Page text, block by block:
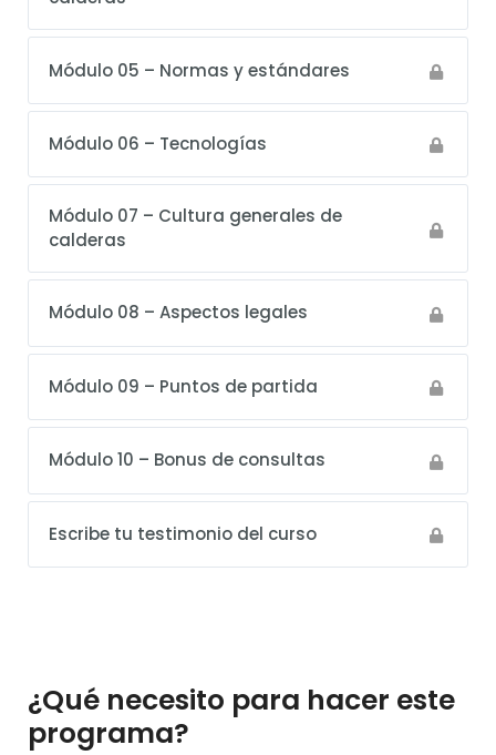
Módulo 05 – Normas y estándares
Módulo 06 – Tecnologías
Módulo 07 – Cultura generales de
calderas
Módulo 08 – Aspectos legales
Módulo 09 – Puntos de partida
Módulo 10 – Bonus de consultas
Escribe tu testimonio del curso
¿Qué necesito para hacer este
programa?